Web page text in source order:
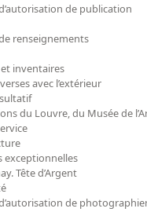
de publication
renseignements
inventaires
avec l’extérieur
du Louvre, du Musée de
exceptionnelles
Tête d’Argent
de